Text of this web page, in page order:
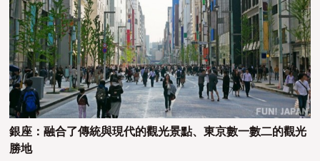
銀座：融合了傳統與現代的觀光景點、東京數一數二的觀光
勝地